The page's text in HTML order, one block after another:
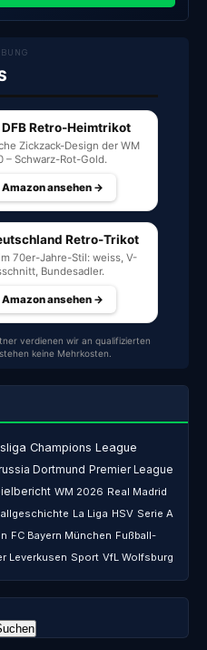
Retro-Heimtrikot
Zickzack-Design der WM
– Schwarz-Rot-Gold.
Amazon ansehen →
Retro-Trikot
70er-Jahre-Stil: weiss, V-
Bundesadler.
Amazon ansehen →
verdienen wir an qualifizierten
keine Mehrkosten.
Champions League
Dortmund Premier League
WM 2026 Real Madrid
La Liga HSV Serie A
FC Bayern München Fußball-
Leverkusen Sport VfL Wolfsburg